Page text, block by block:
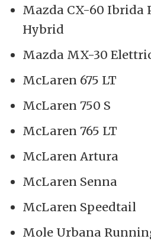
Mazda CX-60
Hybrid
Mazda MX-30
McLaren 675 LT
McLaren 750 S
McLaren 765 LT
McLaren Artura
McLaren Senna
McLaren Speedtail
Mole Urbana